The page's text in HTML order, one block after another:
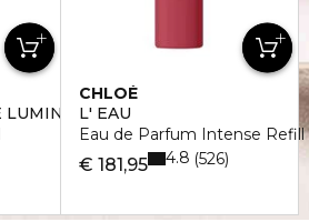
LUMINEUSE
CHLOÉ
L' EAU
Eau de Parfum Intense Refill
€ 181,95 4.8 526